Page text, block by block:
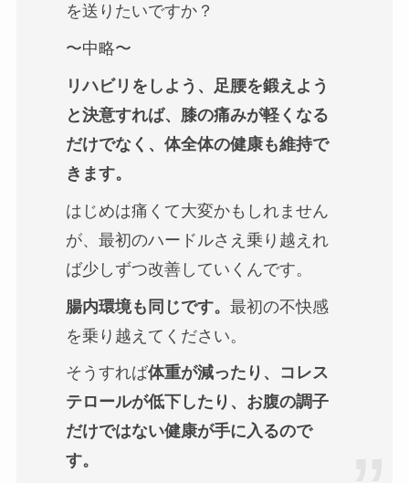
を送りたいですか？
〜中略〜
リハビリをしよう、足腰を鍛えよう
と決意すれば、膝の痛みが軽くなる
だけでなく、体全体の健康も維持で
きます。
はじめは痛くて大変かもしれません
が、最初のハードルさえ乗り越えれ
ば少しずつ改善していくんです。
腸内環境も同じです。 最初の不快感
を乗り越えてください。
そうすれば体重が減ったり、コレス
テロールが低下したり、お腹の調子
だけではない健康が手に入るので
す。